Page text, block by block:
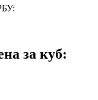
за куб: